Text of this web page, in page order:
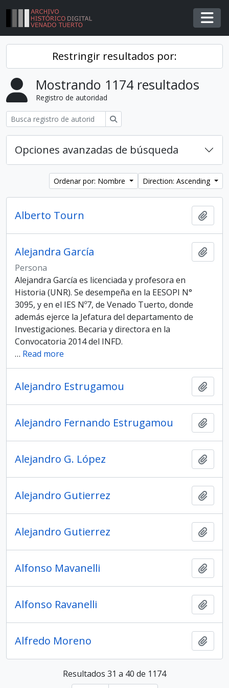
Skip to main content
Restringir resultados por:
Mostrando 1174 resultados
Registro de autoridad
Opciones avanzadas de búsqueda
Ordenar por: Nombre Direction: Ascending
Alberto Tourn
Alejandra García
Persona
Alejandra García es licenciada y profesora en
Historia (UNR). Se desempeña en la EESOPI N°
3095, y en el IES Nº7, de Venado Tuerto, donde
además ejerce la Jefatura del departamento de
Investigaciones. Becaria y directora en la
Convocatoria 2014 del INFD.
… Read more
Alejandro Estrugamou
Alejandro Fernando Estrugamou
Alejandro G. López
Alejandro Gutierrez
Alejandro Gutierrez
Alfonso Mavanelli
Alfonso Ravanelli
Alfredo Moreno
Resultados 31 a 40 de 1174